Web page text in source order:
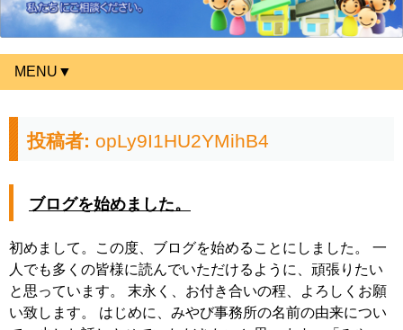
MENU▼
投稿者: opLy9I1HU2YMihB4
ブログを始めました。
初めまして。この度、ブログを始めることにしました。 一
人でも多くの皆様に読んでいただけるように、頑張りたい
と思っています。 末永く、お付き合いの程、よろしくお願
い致します。 はじめに、みやび事務所の名前の由来につい